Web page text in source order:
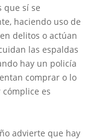
que sí se
haciendo uso de
delitos o actúan
las espaldas
hay un policía
comprar o lo
es
advierte que hay